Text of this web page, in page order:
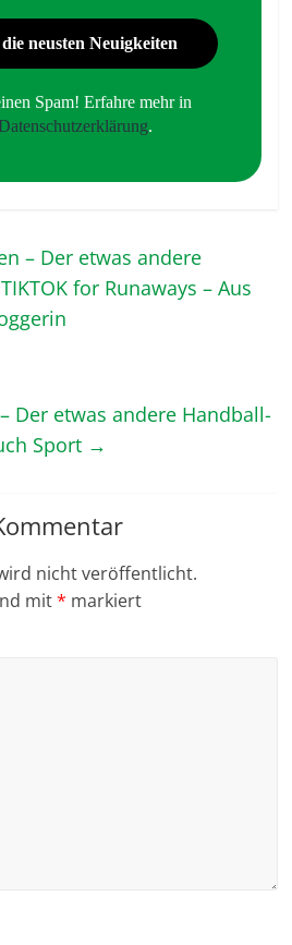
Spam! Erfahre mehr in
.
– Der etwas andere
for Runaways – Aus
Der etwas andere Handball-
Sport →
nicht veröffentlicht.
mit* markiert